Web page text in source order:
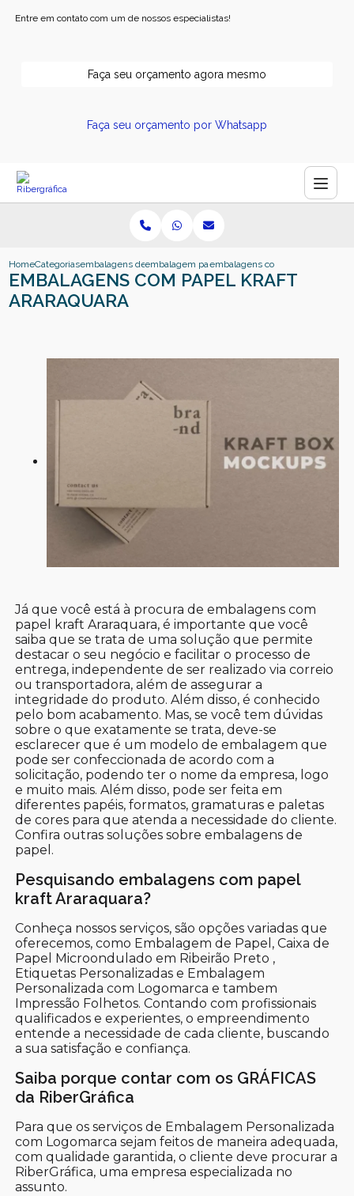
Entre em contato com um de nossos especialistas!
Faça seu orçamento agora mesmo
Faça seu orçamento por Whatsapp
HomeCategoriasembalagens de papelembalagem papel pardoembalagens com papel kraft
EMBALAGENS COM PAPEL KRAFT
ARARAQUARA
Já que você está à procura de embalagens com
papel kraft Araraquara, é importante que você
saiba que se trata de uma solução que permite
destacar o seu negócio e facilitar o processo de
entrega, independente de ser realizado via correio
ou transportadora, além de assegurar a
integridade do produto. Além disso, é conhecido
pelo bom acabamento. Mas, se você tem dúvidas
sobre o que exatamente se trata, deve-se
esclarecer que é um modelo de embalagem que
pode ser confeccionada de acordo com a
solicitação, podendo ter o nome da empresa, logo
e muito mais. Além disso, pode ser feita em
diferentes papéis, formatos, gramaturas e paletas
de cores para que atenda a necessidade do cliente.
Confira outras soluções sobre embalagens de
papel.
Pesquisando embalagens com papel
kraft Araraquara?
Conheça nossos serviços, são opções variadas que
oferecemos, como Embalagem de Papel, Caixa de
Papel Microondulado em Ribeirão Preto ,
Etiquetas Personalizadas e Embalagem
Personalizada com Logomarca e tambem
Impressão Folhetos. Contando com profissionais
qualificados e experientes, o empreendimento
entende a necessidade de cada cliente, buscando
a sua satisfação e confiança.
Saiba porque contar com os GRÁFICAS
da RiberGráfica
Para que os serviços de Embalagem Personalizada
com Logomarca sejam feitos de maneira adequada,
com qualidade garantida, o cliente deve procurar a
RiberGráfica, uma empresa especializada no
assunto.